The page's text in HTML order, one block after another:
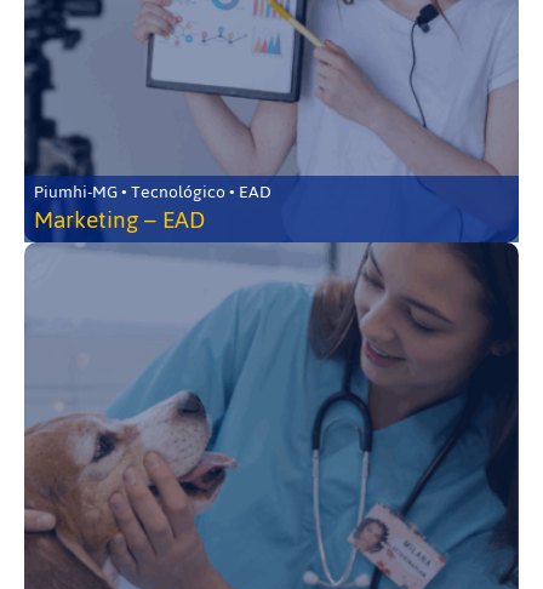
Piumhi-MG • Tecnológico • EAD
Marketing – EAD